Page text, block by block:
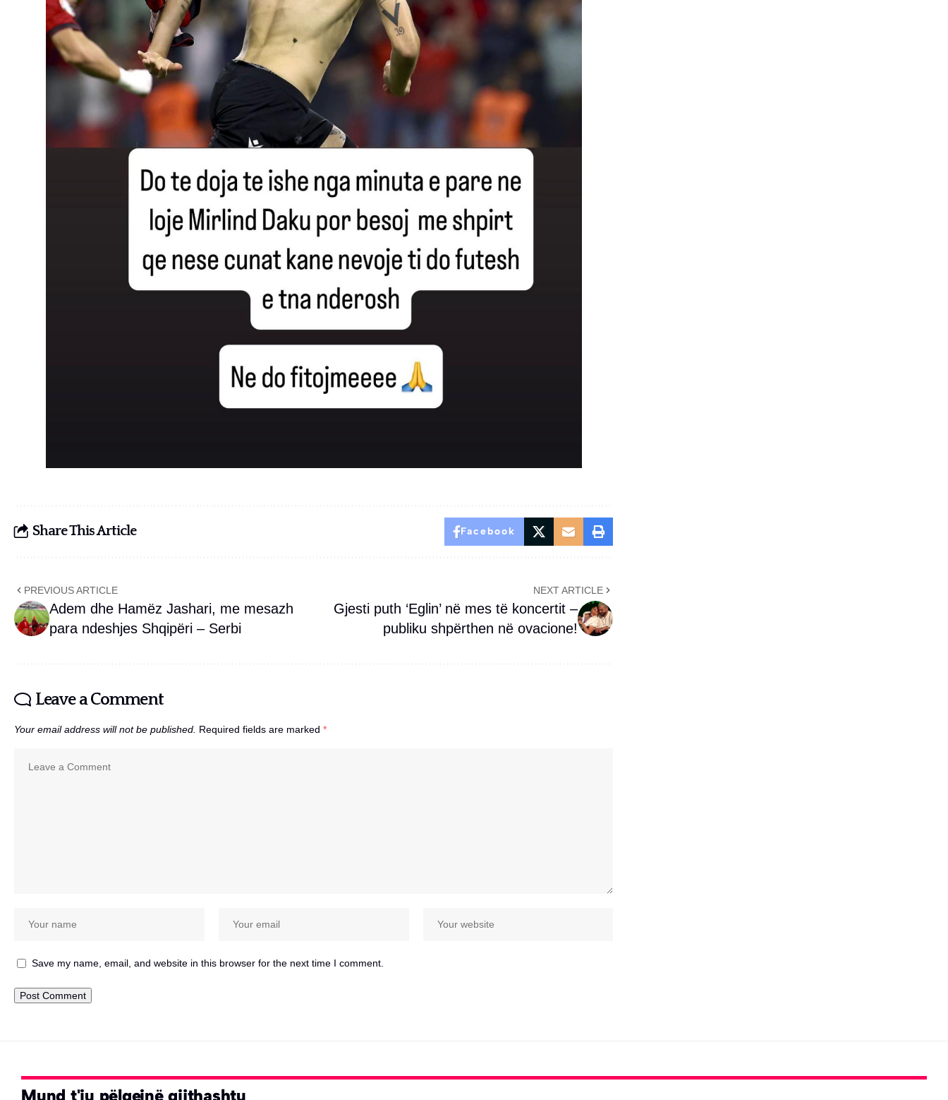
Share This Article Facebook
PREVIOUS ARTICLE
Adem dhe Hamëz Jashari, me mesazh
para ndeshjes Shqipëri – Serbi
NEXT ARTICLE
Gjesti puth ‘Eglin’ në mes të koncertit –
publiku shpërthen në ovacione!
Leave a Comment
Your email address will not be published. Required fields are marked *
Save my name, email, and website in this browser for the next time I comment.
Mund t'ju pëlqejnë gjithashtu